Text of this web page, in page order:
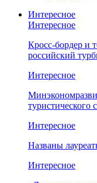
Интересное
Интересное
Кросс-бордер и
российский
Интересное
туристического
Интересное
Названы
Интересное